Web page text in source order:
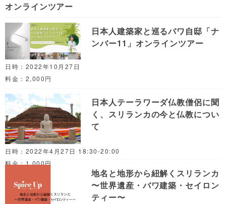
オンラインツアー
日本人建築家と巡るバワ自邸「ナ
ンバー11」オンラインツアー
日時：2022年10月27日
料金：2,000円
日本人テーラワーダ仏教僧侶に聞
く、スリランカの今と仏教につい
て
日時：2022年4月27日 18:30-20:00
料金：1,000円
地名と地形から紐解くスリランカ
〜世界遺産・バワ建築・セイロン
ティー〜